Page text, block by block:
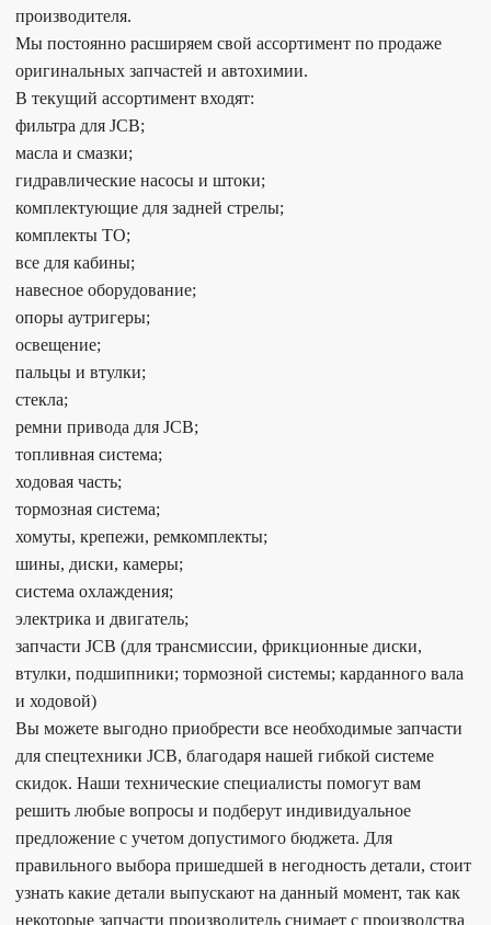
производителя.
Мы постоянно расширяем свой ассортимент по продаже
оригинальных запчастей и автохимии.
В текущий ассортимент входят:
фильтра для JCB;
масла и смазки;
гидравлические насосы и штоки;
комплектующие для задней стрелы;
комплекты ТО;
все для кабины;
навесное оборудование;
опоры аутригеры;
освещение;
пальцы и втулки;
стекла;
ремни привода для JCB;
топливная система;
ходовая часть;
тормозная система;
хомуты, крепежи, ремкомплекты;
шины, диски, камеры;
система охлаждения;
электрика и двигатель;
запчасти JCB (для трансмиссии, фрикционные диски,
втулки, подшипники; тормозной системы; карданного вала
и ходовой)
Вы можете выгодно приобрести все необходимые запчасти
для спецтехники JCB, благодаря нашей гибкой системе
скидок. Наши технические специалисты помогут вам
решить любые вопросы и подберут индивидуальное
предложение с учетом допустимого бюджета. Для
правильного выбора пришедшей в негодность детали, стоит
узнать какие детали выпускают на данный момент, так как
некоторые запчасти производитель снимает с производства